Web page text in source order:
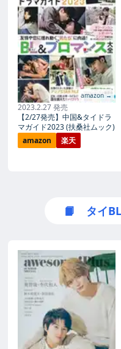
amazon →
2023.2.27 発売
【2/27発売】中国&タイドラ
マガイド2023 (扶桑社ムック)
amazon
楽天
📙 タイ